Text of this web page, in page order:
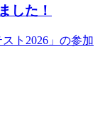
した！
ト2026」の参加